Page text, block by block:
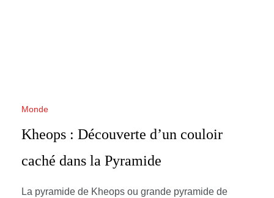
Monde
Kheops : Découverte d’un couloir
caché dans la Pyramide
La pyramide de Kheops ou grande pyramide de